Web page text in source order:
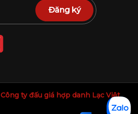
Đăng ký
Công ty đấu giá hợp danh Lạc Việt